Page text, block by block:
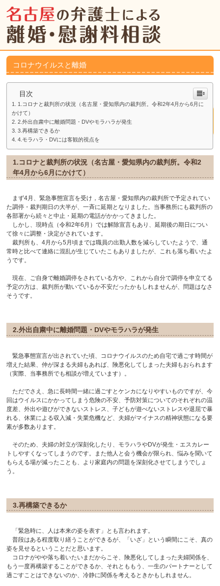
コロナウイルスと離婚
目次
1.コロナと裁判所の状況（名古屋・愛知県内の裁判所。令和2年4月から6月に
かけて）
2.外出自粛中に離婚問題・DVやモラハラが発生
3.再構築できるか
4.モラハラ・DVには客観的視点を
1.コロナと裁判所の状況（名古屋・愛知県内の裁判所。令和2
年4月から6月にかけて）
まず4月、緊急事態宣言を受け，名古屋・愛知県内の裁判所で予定されてい
た調停・裁判期日の大半が、一斉に延期となりました。当事務所にも裁判所の
各部署から続々と中止・延期の電話がかかってきました。
しかし、現時点（令和2年6月）では解除宣言もあり、延期後の期日につい
て徐々に調整・決定がされています。
裁判所も、4月から5月頃までは職員の出勤人数を減らしていたようで、通
常時と比べて連絡に混乱が生じていたこもありましたが、これも落ち着いたよ
うです。
現在、ご自身で離婚調停をされている方や、これから自分で調停を申立てる
予定の方は、裁判所が動いているか不安だったかもしれませんが、問題はなさ
そうです。
2.外出自粛中に離婚問題・DVやモラハラが発生
緊急事態宣言が出されていた頃、コロナウイルスのため自宅で過ごす時間が
増えた結果、仲が深まる夫婦もあれば、険悪化してしまった夫婦もおられます
（実際、当事務所でも相談が増えています）。
ただでさえ、急に長時間一緒に過ごすとケンカになりやすいものですが、今
回はウイルスにかかってしまう危険の不安、予防対策についてのそれぞれの温
度差、外出や遊びができないストレス、子どもが遊べないストレスや退屈で暴
れる、休業による収入減・失業危機など、夫婦がマイナスの精神状態になる要
素が多数あります。
そのため、夫婦の対立が深刻化したり、モラハラやDVが発生・エスカレー
トしやすくなってしまうのです。また他人と会う機会が限られ、悩みを聞いて
もらえる場が減ったことも、より家庭内の問題を深刻化させてしまうでしょ
う。
3.再構築できるか
「緊急時に、人は本来の姿を表す」とも言われます。
普段はある程度取り繕うことができるが、「いざ」という瞬間にこそ、真の
姿を見せるということだと思います。
コロナがやや落ち着いたいまだからこそ、険悪化してしまった夫婦関係を、
もう一度再構築することができるか、それとももう、一生のパートナーとして
過ごすことはできないのか、冷静に関係を考えるときかもしれません。